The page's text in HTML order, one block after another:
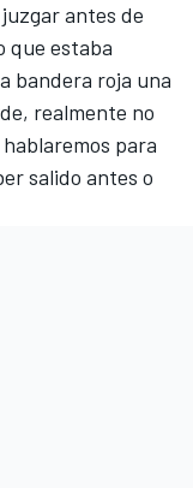
antes de
que estaba
bandera roja una
realmente no
para
salido antes o